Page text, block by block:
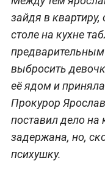
зайдя в
столе на кухне
выбросить
её ядом и
Прокурор
поставил дело на
задержана, но,
психушку.